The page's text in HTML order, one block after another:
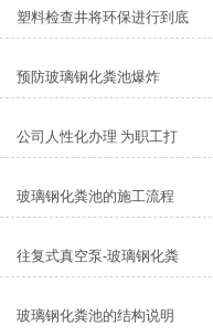
塑料检查井将环保进行到底
预防玻璃钢化粪池爆炸
公司人性化办理 为职工打
玻璃钢化粪池的施工流程
往复式真空泵-玻璃钢化粪
玻璃钢化粪池的结构说明